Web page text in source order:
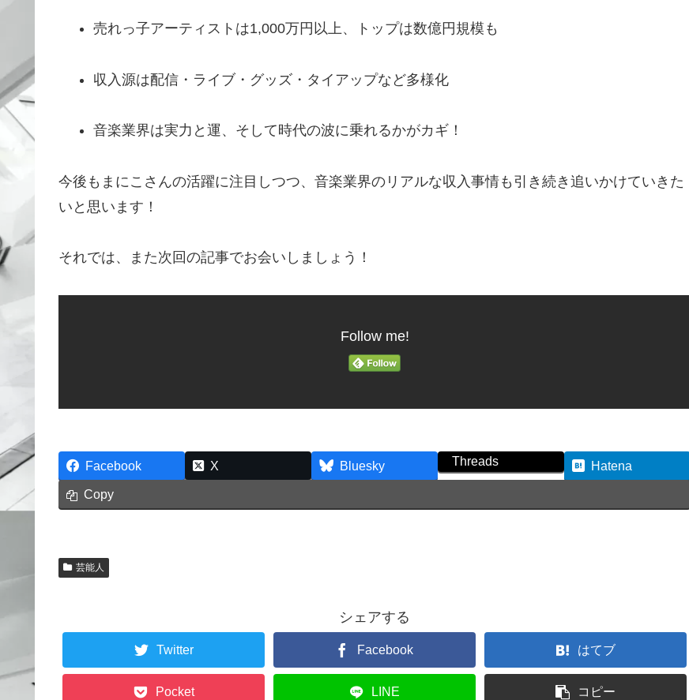
売れっ子アーティストは1,000万円以上、トップは数億円規模も
収入源は配信・ライブ・グッズ・タイアップなど多様化
音楽業界は実力と運、そして時代の波に乗れるかがカギ！
今後もまにこさんの活躍に注目しつつ、音楽業界のリアルな収入事情も引き続き追いかけていきた
いと思います！
それでは、また次回の記事でお会いしましょう！
Follow me!
Facebook X Bluesky Threads
Hatena
Copy
芸能人
シェアする
Twitter Facebook はてブ
Pocket LINE コピー